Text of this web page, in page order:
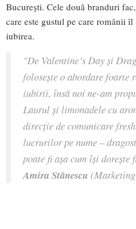
București. Cele două branduri
care este gustul pe care românii îl
iubirea.
"De Valentine’s Day și
folosește o abordare
iubirii, însă noi ne-am
Laurul și limonadele cu
direcție de comunicare
lucrurilor pe nume –
poate fi așa cum își
Amira Stănescu